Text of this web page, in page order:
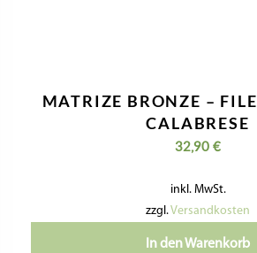
MATRIZE BRONZE –
CALABRESE
32,90 €
inkl. MwSt.
zzgl.Versandkosten
In den Warenkorb